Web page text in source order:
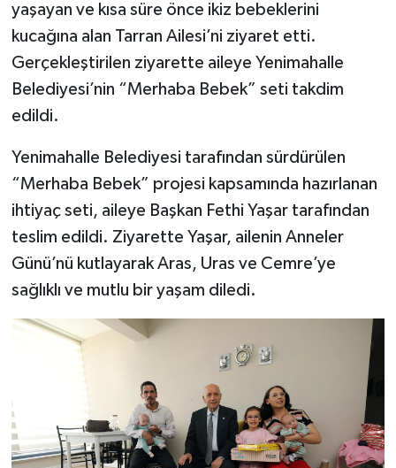
yaşayan ve kısa süre önce ikiz bebeklerini
kucağına alan Tarran Ailesi’ni ziyaret etti.
Gerçekleştirilen ziyarette aileye Yenimahalle
Belediyesi’nin “Merhaba Bebek” seti takdim
edildi.
Yenimahalle Belediyesi tarafından sürdürülen
“Merhaba Bebek” projesi kapsamında hazırlanan
ihtiyaç seti, aileye Başkan Fethi Yaşar tarafından
teslim edildi. Ziyarette Yaşar, ailenin Anneler
Günü’nü kutlayarak Aras, Uras ve Cemre’ye
sağlıklı ve mutlu bir yaşam diledi.